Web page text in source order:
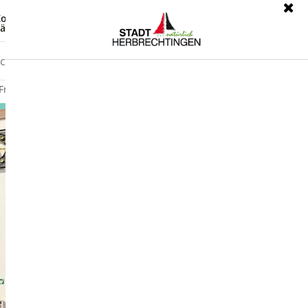
Leichte Sprache